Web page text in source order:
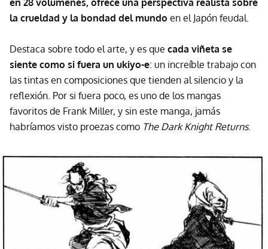
la crueldad y la bondad del mundo en el Japón feudal.
Destaca sobre todo el arte, y es que cada viñeta se
siente como si fuera un ukiyo-e: un increíble trabajo con
las tintas en composiciones que tienden al silencio y la
reflexión. Por si fuera poco, es uno de los mangas
favoritos de Frank Miller, y sin este manga, jamás
habríamos visto proezas como The Dark Knight Returns.